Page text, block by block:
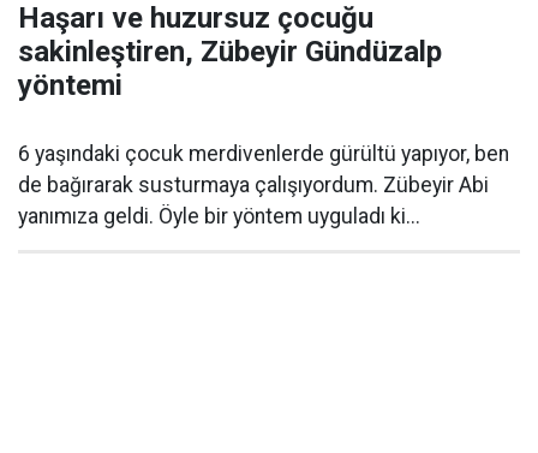
Haşarı ve huzursuz çocuğu
sakinleştiren, Zübeyir Gündüzalp
yöntemi
6 yaşındaki çocuk merdivenlerde gürültü yapıyor, ben
de bağırarak susturmaya çalışıyordum. Zübeyir Abi
yanımıza geldi. Öyle bir yöntem uyguladı ki...